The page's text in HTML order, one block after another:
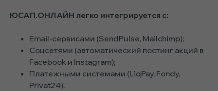
ЮСАП.ОНЛАЙН легко интегрируется с:
Email-сервисами (SendPulse, Mailchimp);
Соцсетями (автоматический постинг акций в
Facebook и Instagram);
Платежными системами (LiqPay, Fondy,
Privat24).